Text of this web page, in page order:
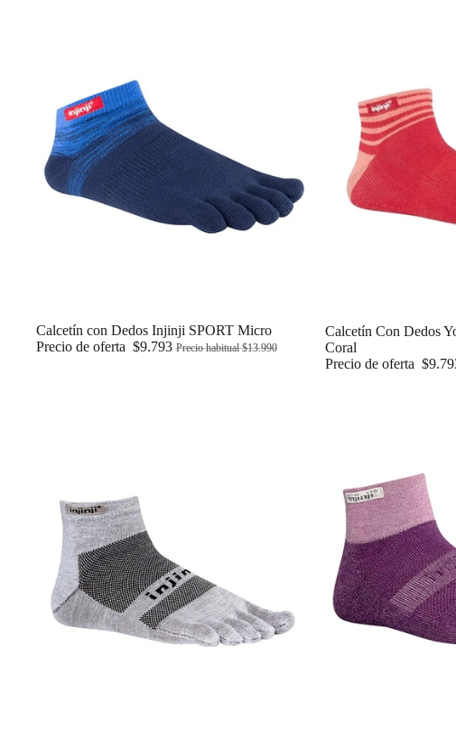
Oferta
Calcetín con Dedos Injinji SPORT Micro
Precio de oferta $9.793 Precio habitual$13.990
Oferta
Calcetín Con Dedos
Coral
Precio de oferta